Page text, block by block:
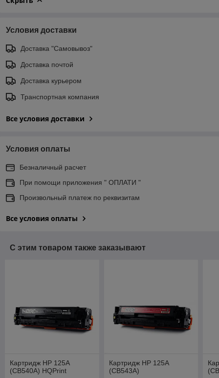
Условия доставки
Доставка "Самовывоз"
Доставка почтой
Доставка курьером
Транспортная компания
Все условия доставки
Условия оплаты
Безналичный расчет
При помощи приложения " ОПЛАТИ "
Произвольный платеж по реквизитам
Все условия оплаты
С этим товаром также заказывают
Картридж HP 125A
(CB540A) HQPrint
Картридж HP 125A
(CB543A)